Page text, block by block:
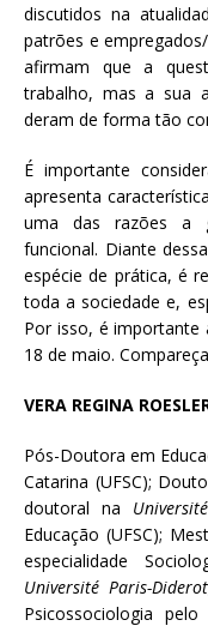
discutidos na
patrões e
afirmam que a
trabalho, mas a sua
deram de forma tão
É importante
apresenta
uma das razões a
funcional. Diante
espécie de prática, é
toda a sociedade e,
Por isso, é importante
18 de maio.
VERA REGINA
Pós-Doutora em
Catarina (UFSC);
doutoral na
Educação (UFSC);
especialidade
Université Paris-Diderot
Psicossociologia